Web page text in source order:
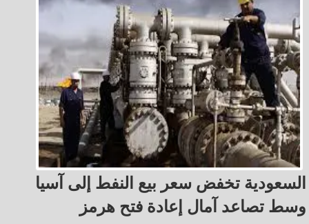
السعودية تخفض سعر بيع النفط إلى آسيا
وسط تصاعد آمال إعادة فتح هرمز